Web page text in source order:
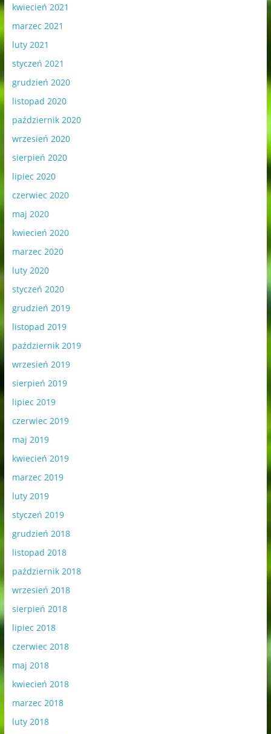
kwiecień 2021
marzec 2021
luty 2021
styczeń 2021
grudzień 2020
listopad 2020
październik 2020
wrzesień 2020
sierpień 2020
lipiec 2020
czerwiec 2020
maj 2020
kwiecień 2020
marzec 2020
luty 2020
styczeń 2020
grudzień 2019
listopad 2019
październik 2019
wrzesień 2019
sierpień 2019
lipiec 2019
czerwiec 2019
maj 2019
kwiecień 2019
marzec 2019
luty 2019
styczeń 2019
grudzień 2018
listopad 2018
październik 2018
wrzesień 2018
sierpień 2018
lipiec 2018
czerwiec 2018
maj 2018
kwiecień 2018
marzec 2018
luty 2018